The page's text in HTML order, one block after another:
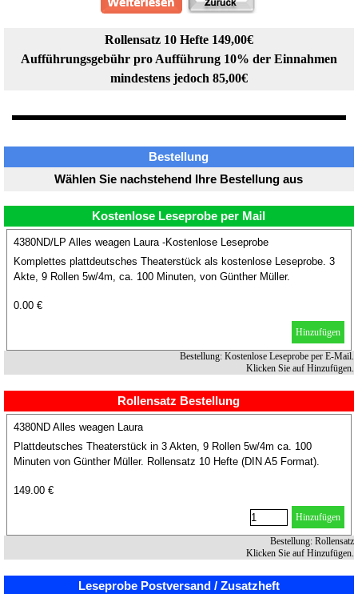
Rollensatz 10 Hefte 149,00€
Aufführungsgebühr pro Aufführung 10% der Einnahmen
mindestens jedoch 85,00€
Bestellung
Wählen Sie nachstehend Ihre Bestellung aus
Kostenlose Leseprobe per Mail
4380ND/LP Alles weagen Laura -Kostenlose Leseprobe
Komplettes plattdeutsches Theaterstück als kostenlose Leseprobe. 3
Akte, 9 Rollen 5w/4m, ca. 100 Minuten, von Günther Müller.
0.00 €
Hinzufügen
Bestellung: Kostenlose Leseprobe per E-Mail.
Klicken Sie auf Hinzufügen.
Rollensatz Bestellung
4380ND Alles weagen Laura
Plattdeutsches Theaterstück in 3 Akten, 9 Rollen 5w/4m ca. 100
Minuten von Günther Müller. Rollensatz 10 Hefte (DIN A5 Format).
149.00 €
Hinzufügen
Bestellung: Rollensatz
Klicken Sie auf Hinzufügen.
Leseprobe Postversand / Zusatzheft